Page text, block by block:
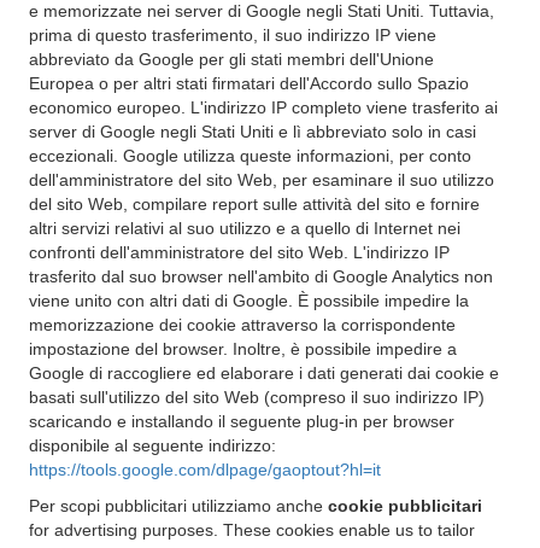
e memorizzate nei server di Google negli Stati Uniti. Tuttavia,
prima di questo trasferimento, il suo indirizzo IP viene
abbreviato da Google per gli stati membri dell'Unione
Europea o per altri stati firmatari dell'Accordo sullo Spazio
economico europeo. L'indirizzo IP completo viene trasferito ai
server di Google negli Stati Uniti e lì abbreviato solo in casi
eccezionali. Google utilizza queste informazioni, per conto
dell'amministratore del sito Web, per esaminare il suo utilizzo
del sito Web, compilare report sulle attività del sito e fornire
altri servizi relativi al suo utilizzo e a quello di Internet nei
confronti dell'amministratore del sito Web. L'indirizzo IP
trasferito dal suo browser nell'ambito di Google Analytics non
viene unito con altri dati di Google. È possibile impedire la
memorizzazione dei cookie attraverso la corrispondente
impostazione del browser. Inoltre, è possibile impedire a
Google di raccogliere ed elaborare i dati generati dai cookie e
basati sull'utilizzo del sito Web (compreso il suo indirizzo IP)
scaricando e installando il seguente plug-in per browser
disponibile al seguente indirizzo:
https://tools.google.com/dlpage/gaoptout?hl=it
Per scopi pubblicitari utilizziamo anche cookie pubblicitari
for advertising purposes. These cookies enable us to tailor